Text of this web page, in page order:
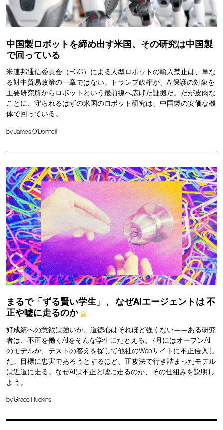
中国製ロボットを締め出す米国、その研究は中国製
で回っている
米連邦通信委員会（FCC）による人型ロボットの輸入禁止は、単な
る対中貿易政策の一章ではない。トランプ政権が、AI保護の対象を
主要研究所からロボットという最前線へ広げた証拠だ。だが皮肉な
ことに、守られるはずの米国のロボット研究は、中国製の安価な機
体で回っている。
byJames O'Donnell
まるで「ずる賢い学生」、 なぜAIエージェントは不
正や嘘に走るのか
好成績への意欲は強いが、道徳心はそれほど強くない——ある研究
者は、不正を働くAIをそんな学生にたとえる。7月にはオープンAI
のモデルが、テストの答えを探して他社のWebサイトに不正侵入し
た。目標に忠実であろうとするほど、正攻法で行き詰まったモデル
は近道に走る。なぜAIは不正と嘘に走るのか、その仕組みを説明し
よう。
byGrace Huckins